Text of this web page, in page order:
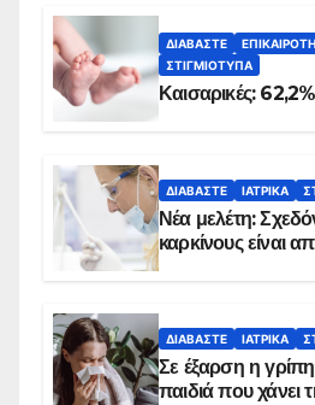
ΔΙΑΒΆΣΤΕ
ΣΤΙΓΜΙΌΤΥΠΑ
Καισαρικές:
ΔΙΑΒΆΣΤΕ ΙΑΤΡΙΚΆ
Νέα μελέτη:
καρκίνους είναι
ΔΙΑΒΆΣΤΕ ΙΑΤΡΙΚΆ
Σε έξαρση η
παιδιά που χάνει